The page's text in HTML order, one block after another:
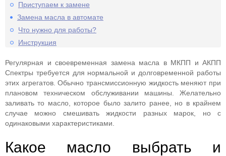
Приступаем к замене
Замена масла в автомате
Что нужно для работы?
Инструкция
Регулярная и своевременная замена масла в МКПП и АКПП
Спектры требуется для нормальной и долговременной работы
этих агрегатов. Обычно трансмиссионную жидкость меняют при
плановом техническом обслуживании машины. Желательно
заливать то масло, которое было залито ранее, но в крайнем
случае можно смешивать жидкости разных марок, но с
одинаковыми характеристиками.
Какое масло выбрать и